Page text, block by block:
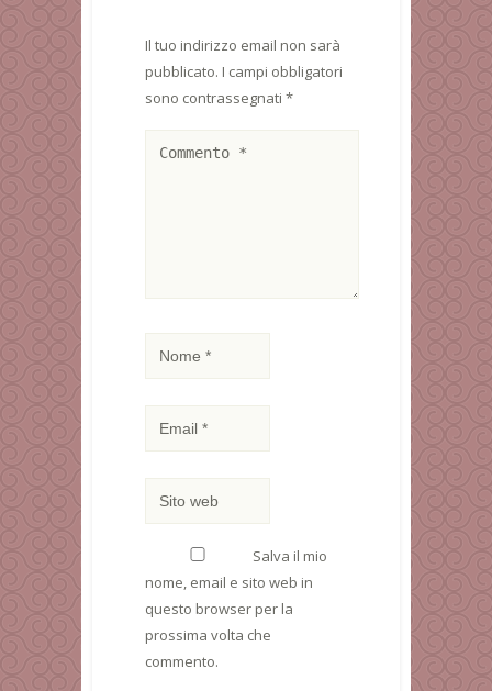
Il tuo indirizzo email non sarà
pubblicato. I campi obbligatori
sono contrassegnati *
Salva il mio
nome, email e sito web in
questo browser per la
prossima volta che
commento.